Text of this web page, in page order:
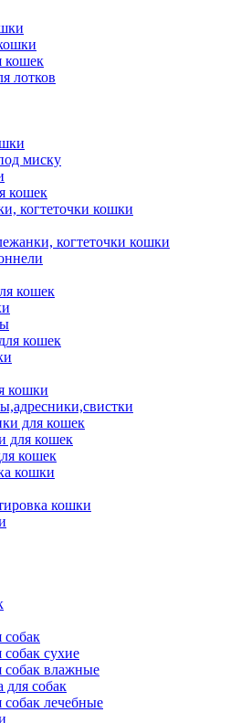
кошек
лотков
миску
кошек
когтеточки кошки
когтеточки кошки
кошек
кошек
кошки
для кошек
для кошек
кошек
кошки
кошки
собак
сухие
собак влажные
для собак
собак лечебные